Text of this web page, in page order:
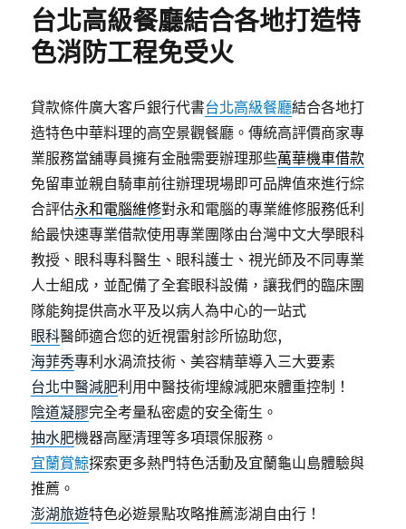
台北高級餐廳結合各地打造特
色消防工程免受火
貸款條件廣大客戶銀行代書台北高級餐廳結合各地打
造特色中華料理的高空景觀餐廳。傳統高評價商家專
業服務當舖專員擁有金融需要辦理那些萬華機車借款
免留車並親自騎車前往辦理現場即可品牌值來進行綜
合評估永和電腦維修對永和電腦的專業維修服務低利
給最快速專業借款使用專業團隊由台灣中文大學眼科
教授、眼科專科醫生、眼科護士、視光師及不同專業
人士組成，並配備了全套眼科設備，讓我們的臨床團
隊能夠提供高水平及以病人為中心的一站式
眼科醫師適合您的近視雷射診所協助您,
海菲秀專利水渦流技術、美容精華導入三大要素
台北中醫減肥利用中醫技術埋線減肥來體重控制！
陰道凝膠完全考量私密處的安全衛生。
抽水肥機器高壓清理等多項環保服務。
宜蘭賞鯨探索更多熱門特色活動及宜蘭龜山島體驗與
推薦。
澎湖旅遊特色必遊景點攻略推薦澎湖自由行！